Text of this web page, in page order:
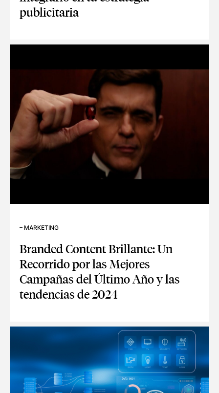
publicitaria
– MARKETING
Branded Content Brillante: Un
Recorrido por las Mejores
Campañas del Último Año y las
tendencias de 2024